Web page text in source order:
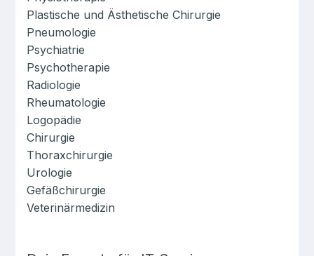
Plastische und Ästhetische Chirurgie
Pneumologie
Psychiatrie
Psychotherapie
Radiologie
Rheumatologie
Logopädie
Chirurgie
Thoraxchirurgie
Urologie
Gefäßchirurgie
Veterinärmedizin